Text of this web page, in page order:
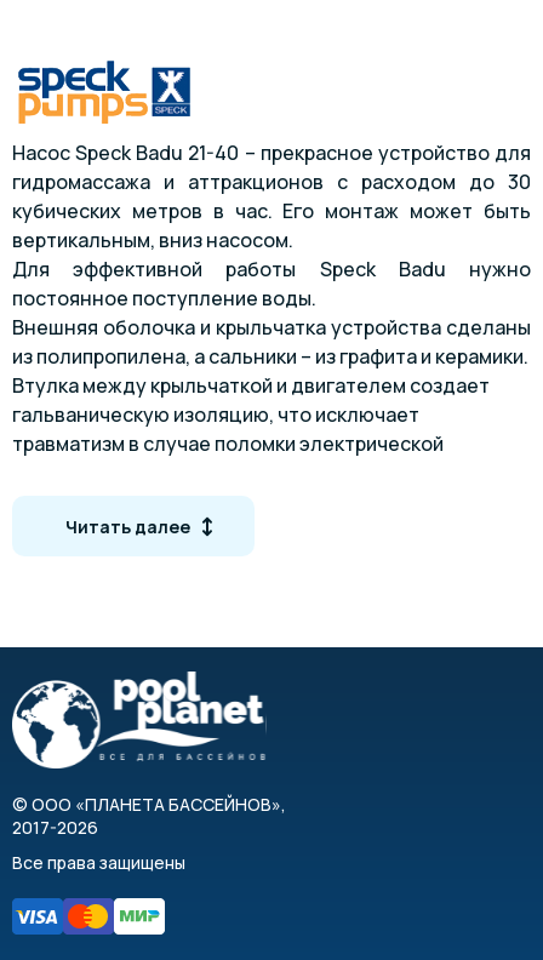
Насос Speck Badu 21-40 – прекрасное устройство для
гидромассажа и аттракционов с расходом до 30
кубических метров в час. Его монтаж может быть
вертикальным, вниз насосом.
Для эффективной работы Speck Badu нужно
постоянное поступление воды.
Внешняя оболочка и крыльчатка устройства сделаны
из полипропилена, а сальники – из графита и керамики.
Втулка между крыльчаткой и двигателем создает
гальваническую изоляцию, что исключает
травматизм в случае поломки электрической
пластиковых несамовсасывающих насосов серии
Читать далее
© ООО «ПЛАНЕТА БАССЕЙНОВ»,
2017-2026
Все права защищены